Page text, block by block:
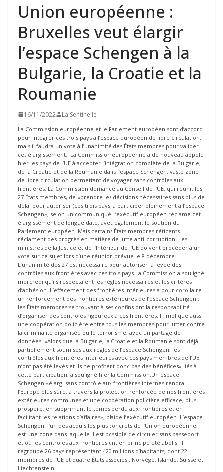
Union européenne :
Bruxelles veut élargir
l’espace Schengen à la
Bulgarie, la Croatie et la
Roumanie
16/11/2022 La Sentinelle
La Commission européenne et le Parlement européen sont d’accord
pour intégrer ces trois pays à l’espace européen de libre circulation,
mais il faudra un vote à l’unanimité des États membres pour valider
cet élargissement. La Commission européenne a de nouveau appelé
hier les pays de l’UE à accepter l’intégration complète de la Bulgarie,
de la Croatie et de la Roumanie dans l’espace Schengen, vaste zone
de libre circulation permettant de voyager sans contrôles aux
frontières. La Commission demande au Conseil de l’UE, qui réunit les
27 États membres, de «prendre les décisions nécessaires sans plus de
délai pour autoriser (ces trois pays) à participer pleinement à l’espace
Schengen», selon un communiqué.L’exécutif européen réclame cet
élargissement de longue date, avec également le soutien du
Parlement européen. Mais certains États membres réticents
réclament des progrès en matière de lutte anti-corruption. Les
ministres de la Justice et de l’Intérieur de l’UE doivent procéder à un
vote sur ce sujet lors d’une réunion prévue le 8 décembre.
L’unanimité des 27 est nécessaire pour autoriser la levée des
contrôles aux frontières avec ces trois pays.La Commission a souligné
mercredi qu’ils respectaient les règles nécessaires et les critères
d’adhésion. L’effacement des frontières intérieures a pour corollaire
un renforcement des frontières extérieures de l’espace Schengen :
les États membres se trouvant à ses confins ont la responsabilité
d’organiser des contrôles rigoureux à ces frontières. Il implique aussi
une coopération policière entre tous les membres pour lutter contre
la criminalité organisée ou le terrorisme, avec un partage de
données. «Alors que la Bulgarie, la Croatie et la Roumanie sont déjà
partiellement soumises aux règles de l’espace Schengen, les
contrôles aux frontières intérieures avec ces pays membres de l’UE
n’ont pas été levés et ils ne profitent donc pas des bénéfices» liés à
cette participation, a souligné hier la Commission.Un espace
Schengen «élargi sans contrôle aux frontières internes rendra
l’Europe plus sûre, à travers la protection renforcée de nos frontières
extérieures communes et une coopération policière efficace, plus
prospère, en supprimant le temps perdu aux frontières et en
facilitant les relations d’affaires», plaide l’exécutif européen. L’espace
Schengen, l’un des acquis les plus concrets de l’Union européenne,
est une zone dans laquelle il est possible de circuler sans passeport
et où les contrôles aux frontières ont en principe été abolis. Il
regroupe 26 pays représentant 420 millions d’habitants, dont 22
membres de l’UE et quatre États associés : Norvège, Islande, Suisse et
Liechtenstein.